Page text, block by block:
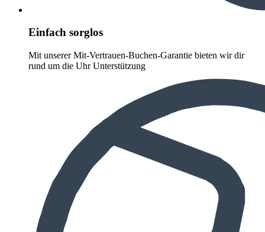
Einfach sorglos
Mit unserer Mit-Vertrauen-Buchen-Garantie bieten wir dir
rund um die Uhr Unterstützung